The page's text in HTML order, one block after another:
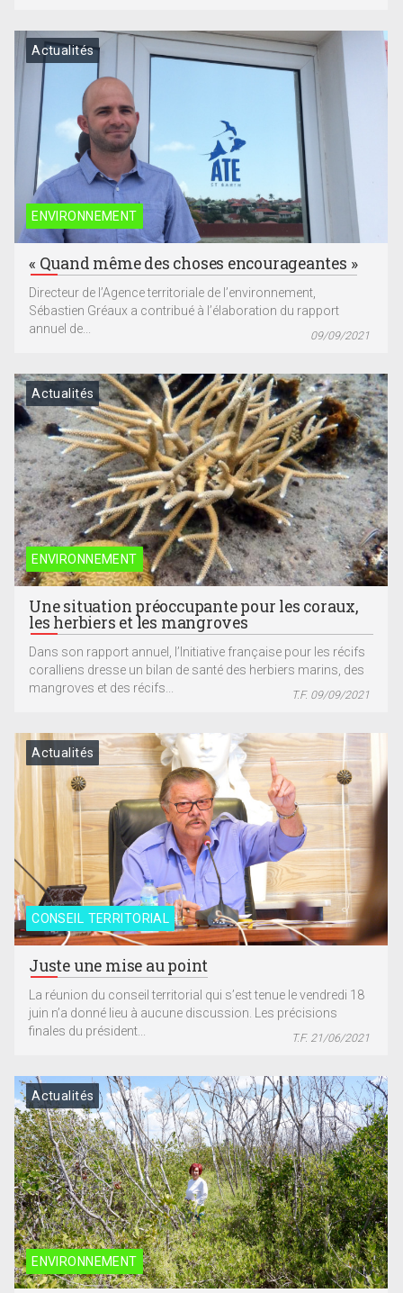
ENVIRONNEMENT
Actualités
« Quand même des choses encourageantes »
Directeur de l’Agence territoriale de l’environnement,
Sébastien Gréaux a contribué à l’élaboration du rapport
annuel de...
09/09/2021
ENVIRONNEMENT
Actualités
Une situation préoccupante pour les coraux,
les herbiers et les mangroves
Dans son rapport annuel, l’Initiative française pour les récifs
coralliens dresse un bilan de santé des herbiers marins, des
mangroves et des récifs...
T.F. 09/09/2021
CONSEIL TERRITORIAL
Actualités
Juste une mise au point
La réunion du conseil territorial qui s’est tenue le vendredi 18
juin n’a donné lieu à aucune discussion. Les précisions
finales du président...
T.F. 21/06/2021
ENVIRONNEMENT
Actualités